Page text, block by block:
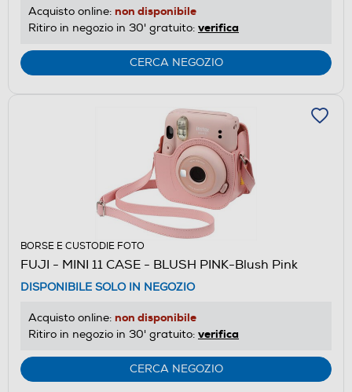
Acquisto online: non disponibile
Ritiro in negozio in 30' gratuito: verifica
CERCA NEGOZIO
BORSE E CUSTODIE FOTO
FUJI - MINI 11 CASE - BLUSH PINK-Blush Pink
DISPONIBILE SOLO IN NEGOZIO
Acquisto online: non disponibile
Ritiro in negozio in 30' gratuito: verifica
CERCA NEGOZIO